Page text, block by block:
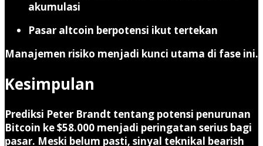
akumulasi
Pasar altcoin berpotensi ikut tertekan
Manajemen risiko menjadi kunci utama di fase ini.
Kesimpulan
Prediksi Peter Brandt tentang potensi penurunan
Bitcoin ke $58.000 menjadi peringatan serius bagi
pasar. Meski belum pasti, sinyal teknikal bearish